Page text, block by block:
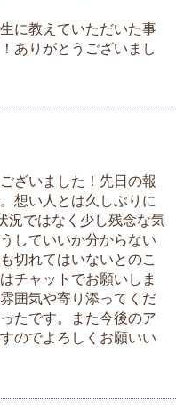
に教えていただいた事
ありがとうございまし
ざいました！先日の報
想い人とは久しぶりに
況ではなく少し残念な気
していいか分からない
切れてはいないとのこ
チャットでお願いしま
囲気や寄り添ってくだ
たです。また今後のア
のでよろしくお願いい